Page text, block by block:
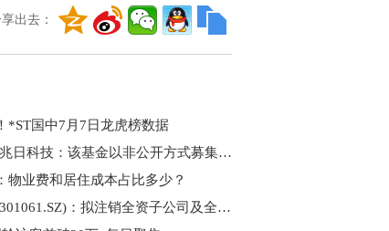
出去：
*ST国中7月7日龙虎榜数据
每日看点!兆日科技：该基金以非公开方式募集运作
物业费和居住成本占比多少？
匠心家居(301061.SZ)：拟注销全资子公司及全资孙公司 聚看点